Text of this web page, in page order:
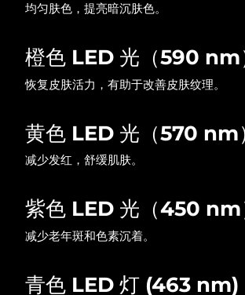
均匀肤色，提亮暗沉肤色。
橙色 LED 光（590 nm
恢复皮肤活力，有助于改善皮肤纹理。
黄色 LED 光（570 nm
减少发红，舒缓肌肤。
紫色 LED 光（450 nm
减少老年斑和色素沉着。
青色 LED 灯 (463 nm)
阿曼 预
波兰 预
波多黎各 预
留尼汪 预